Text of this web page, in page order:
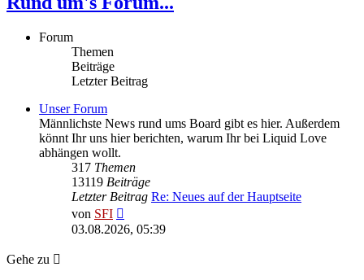
Forum
Themen
Beiträge
Letzter Beitrag
Unser Forum
Männlichste News rund ums Board gibt es hier. Außerdem
könnt Ihr uns hier berichten, warum Ihr bei Liquid Love
abhängen wollt.
317 Themen
13119 Beiträge
Letzter Beitrag Re: Neues auf der Hauptseite
von SFI
Beitrag
03.08.2026, 05:39
Gehe zu